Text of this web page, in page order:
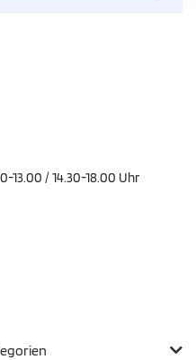
13.00 / 14.30-18.00 Uhr